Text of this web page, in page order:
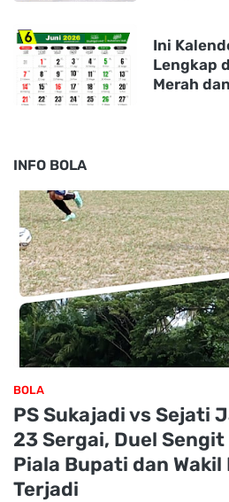
Ini
Lengkap
Merah
INFO BOLA
BOLA
PS Sukajadi vs Sejati
23 Sergai, Duel
Piala Bupati dan
Terjadi